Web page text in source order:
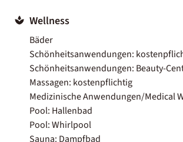
Wellness
Bäder
Schönheitsanwendungen:
Schönheitsanwendungen: Beauty-
Massagen: kostenpflichtig
Medizinische Anwendungen/Medical
Pool: Hallenbad
Pool: Whirlpool
Sauna: Dampfbad